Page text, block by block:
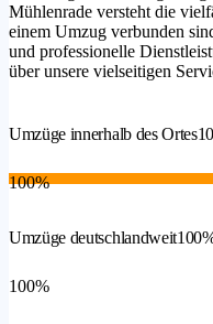
Mühlenrade versteht die
einem Umzug verbunden
und professionelle
über unsere vielseitigen
Umzüge innerhalb des Ortes
100%
Umzüge deutschlandweit
100%